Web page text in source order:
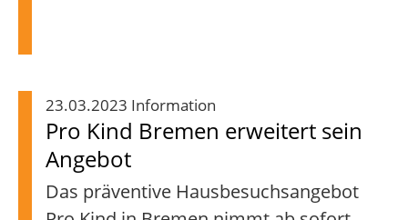
23.03.2023 Information
Pro Kind Bremen erweitert sein
Angebot
Das präventive Hausbesuchsangebot